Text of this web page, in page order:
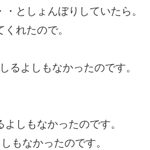
としょんぼりしていたら。
れたので。
るよしもなかったのです。
しもなかったのです。
もなかったのです。